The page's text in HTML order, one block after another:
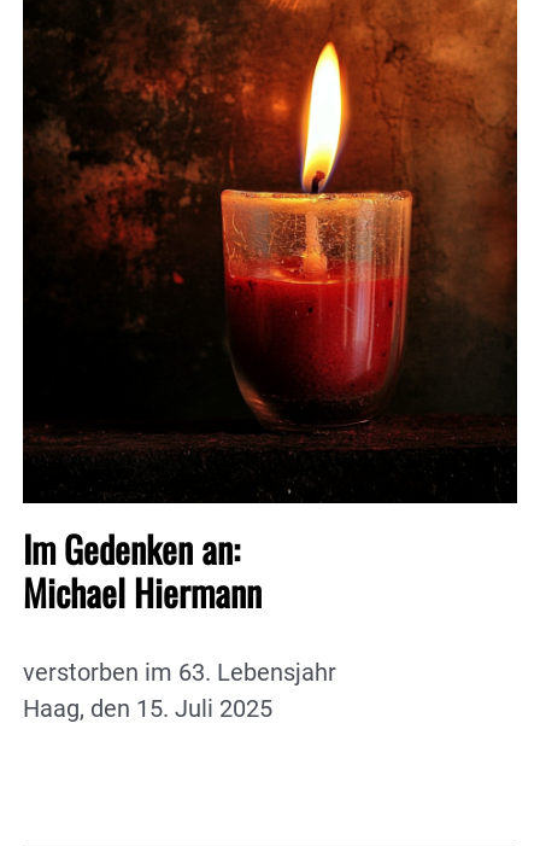
Im Gedenken an:
Michael Hiermann
verstorben im 63. Lebensjahr
Haag, den 15. Juli 2025